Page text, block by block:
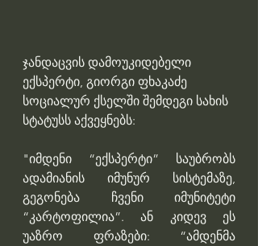
ჯანდაცვის დამოუკიდებელი
ექსპერტი, გიორგი ფხაკაძე
სოციალურ ქსელში შემდეგი სახის
სტატუსს აქვეყნებს:
"იმდენი “ექსპერტი” საუბრობს
ადამიანის იმუნურ სისტემაზე,
გეგონება ჩვენი იმუნიტეტი
“კარტოფილია”. ან კიდევ ეს
უაზრო ფრაზები: “ამდენმა